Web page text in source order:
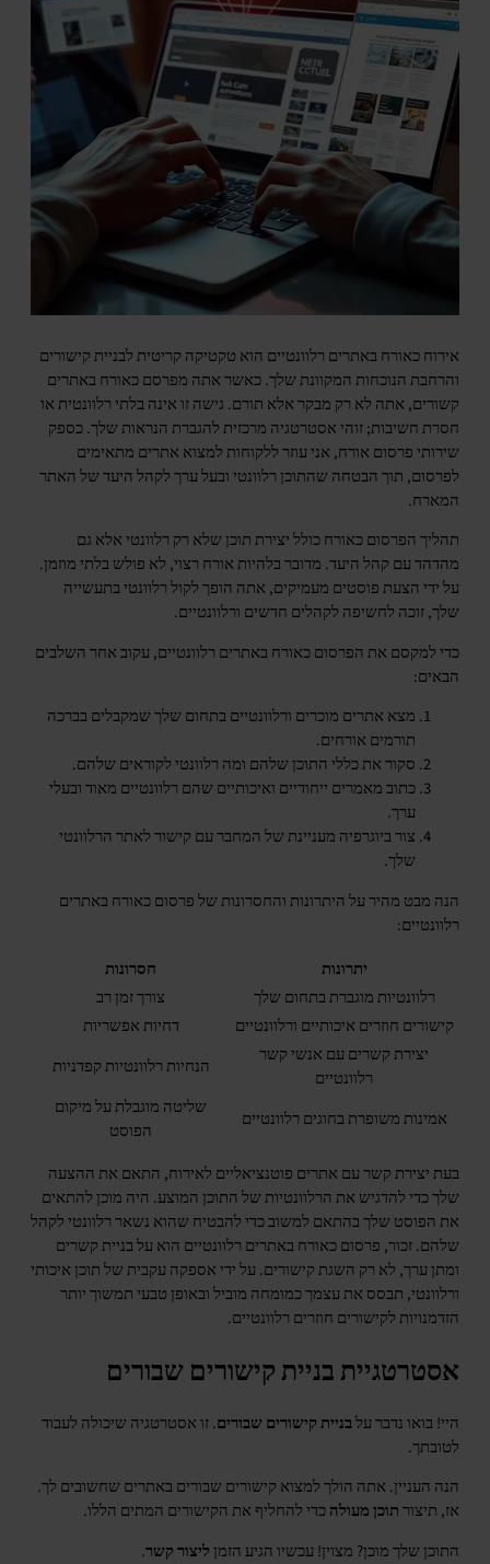
אירוח כאורח באתרים רלוונטיים הוא טקטיקה קריטית לבניית קישורים
והרחבת הנוכחות המקוונת שלך. כאשר אתה מפרסם כאורח באתרים
קשורים, אתה לא רק מבקר אלא תורם. גישה זו אינה בלתי רלוונטית או
חסרת חשיבות; זוהי אסטרטגיה מרכזית להגברת הנראות שלך. כספק
שירותי פרסום אורח, אני עוזר ללקוחות למצוא אתרים מתאימים
לפרסום, תוך הבטחה שהתוכן רלוונטי ובעל ערך לקהל היעד של האתר
המארח.
תהליך הפרסום כאורח כולל יצירת תוכן שלא רק רלוונטי אלא גם
מהדהד עם קהל היעד. מדובר בלהיות אורח רצוי, לא פולש בלתי מוזמן.
על ידי הצעת פוסטים מעמיקים, אתה הופך לקול רלוונטי בתעשייה
שלך, זוכה לחשיפה לקהלים חדשים ורלוונטיים.
כדי למקסם את הפרסום כאורח באתרים רלוונטיים, עקוב אחר השלבים
הבאים:
מצא אתרים מוכרים ורלוונטיים בתחום שלך שמקבלים בברכה
תורמים אורחים.
סקור את כללי התוכן שלהם ומה רלוונטי לקוראים שלהם.
כתוב מאמרים ייחודיים ואיכותיים שהם רלוונטיים מאוד ובעלי
ערך.
צור ביוגרפיה מעניינת של המחבר עם קישור לאתר הרלוונטי
שלך.
הנה מבט מהיר על היתרונות והחסרונות של פרסום כאורח באתרים
רלוונטיים:
יתרונות
חסרונות
רלוונטיות מוגברת בתחום שלך
צורך זמן רב
קישורים חוזרים איכותיים ורלוונטיים
דחיות אפשריות
יצירת קשרים עם אנשי קשר
רלוונטיים
הנחיות רלוונטיות קפדניות
אמינות משופרת בחוגים רלוונטיים
שליטה מוגבלת על מיקום
הפוסט
בעת יצירת קשר עם אתרים פוטנציאליים לאירוח, התאם את ההצעה
שלך כדי להדגיש את הרלוונטיות של התוכן המוצע. היה מוכן להתאים
את הפוסט שלך בהתאם למשוב כדי להבטיח שהוא נשאר רלוונטי לקהל
שלהם. זכור, פרסום כאורח באתרים רלוונטיים הוא על בניית קשרים
ומתן ערך, לא רק השגת קישורים. על ידי אספקה עקבית של תוכן איכותי
ורלוונטי, תבסס את עצמך כמומחה מוביל ובאופן טבעי תמשוך יותר
הזדמנויות לקישורים חוזרים רלוונטיים.
אסטרטגיית בניית קישורים שבורים
היי! בואו נדבר עלבניית קישורים שבורים. זו אסטרטגיה שיכולה לעבוד
לטובתך.
הנה העניין. אתה הולך למצוא קישורים שבורים באתרים שחשובים לך.
אז, תיצורתוכן מעולהכדי להחליף את הקישורים המתים הללו.
התוכן שלך מוכן? מצוין! עכשיו הגיע הזמןליצור קשר.